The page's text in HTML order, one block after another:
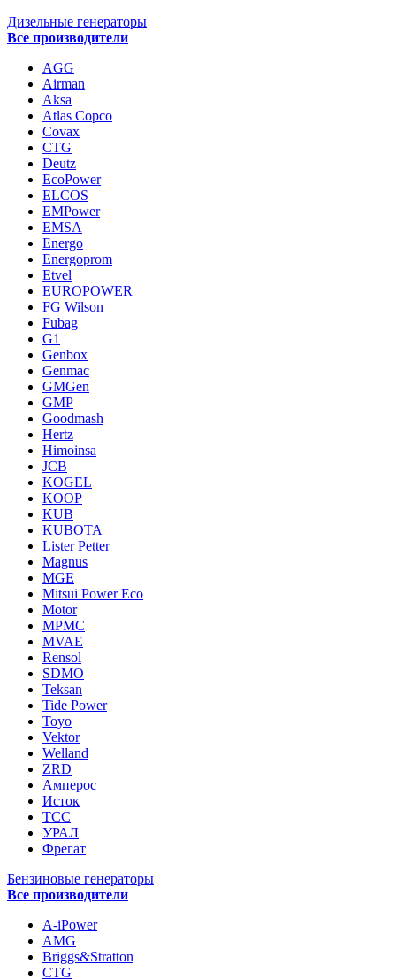
Дизельные генераторы
Все производители
AGG
Airman
Aksa
Atlas Copco
Covax
CTG
Deutz
EcoPower
ELCOS
EMPower
EMSA
Energo
Energoprom
Etvel
EUROPOWER
FG Wilson
Fubag
G1
Genbox
Genmac
GMGen
GMP
Goodmash
Hertz
Himoinsa
JCB
KOGEL
KOOP
KUB
KUBOTA
Lister Petter
Magnus
MGE
Mitsui Power Eco
Motor
MPMC
MVAE
Rensol
SDMO
Teksan
Tide Power
Toyo
Vektor
Welland
ZRD
Амперос
Исток
ТСС
УРАЛ
Фрегат
Бензиновые генераторы
Все производители
A-iPower
AMG
Briggs&Stratton
CTG